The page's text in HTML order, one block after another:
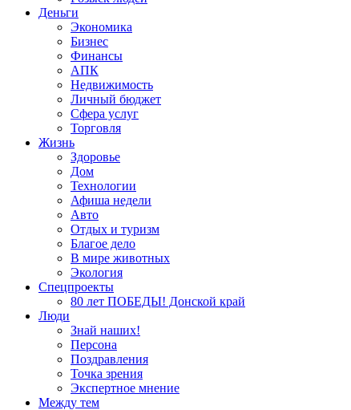
Деньги
Экономика
Бизнес
Финансы
АПК
Недвижимость
Личный бюджет
Сфера услуг
Торговля
Жизнь
Здоровье
Дом
Технологии
Афиша недели
Авто
Отдых и туризм
Благое дело
В мире животных
Экология
Спецпроекты
80 лет ПОБЕДЫ! Донской край
Люди
Знай наших!
Персона
Поздравления
Точка зрения
Экспертное мнение
Между тем